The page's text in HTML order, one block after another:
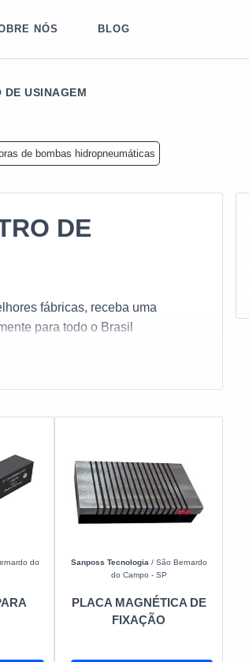
NÓS BLOG
DE USINAGEM
de bombas hidropneumáticas
DE
fábricas, receba uma
para todo o Brasil
do
Sanposs Tecnologia / São Bernardo
do Campo - SP
PLACA MAGNÉTICA DE
FIXAÇÃO